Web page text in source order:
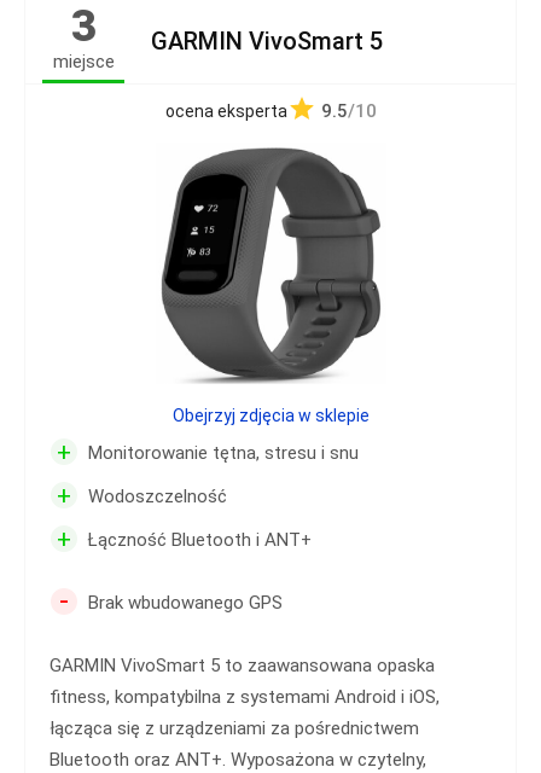
3
miejsce
GARMIN VivoSmart 5
ocena eksperta 9.5/10
+ Monitorowanie tętna, stresu i snu
+ Wodoszczelność
+ Łączność Bluetooth i ANT+
- Brak wbudowanego GPS
GARMIN VivoSmart 5 to zaawansowana opaska
fitness, kompatybilna z systemami Android i iOS,
łącząca się z urządzeniami za pośrednictwem
Bluetooth oraz ANT+. Wyposażona w czytelny,
Obejrzyj zdjęcia w sklepie